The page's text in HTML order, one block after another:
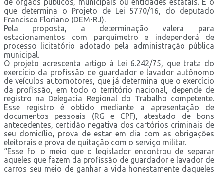
de órgãos públicos, municipais ou entidades estatais. É o
que determina o Projeto de Lei 5770/16, do deputado
Francisco Floriano (DEM-RJ).
Pela proposta, a determinação valerá para
estacionamentos com parquímetro e independerá de
processo licitatório adotado pela administração pública
municipal.
O projeto acrescenta artigo à Lei 6.242/75, que trata do
exercício da profissão de guardador e lavador autônomo
de veículos automotores, que já determina que o exercício
da profissão, em todo o território nacional, depende de
registro na Delegacia Regional do Trabalho competente.
Esse registro é obtido mediante a apresentação de
documentos pessoais (RG e CPF), atestado de bons
antecedentes, certidão negativa dos cartórios criminais de
seu domicílio, prova de estar em dia com as obrigações
eleitorais e prova de quitação com o serviço militar.
“Esse foi o meio que o legislador encontrou de separar
aqueles que fazem da profissão de guardador e lavador de
carros seu meio de ganhar a vida honestamente daqueles